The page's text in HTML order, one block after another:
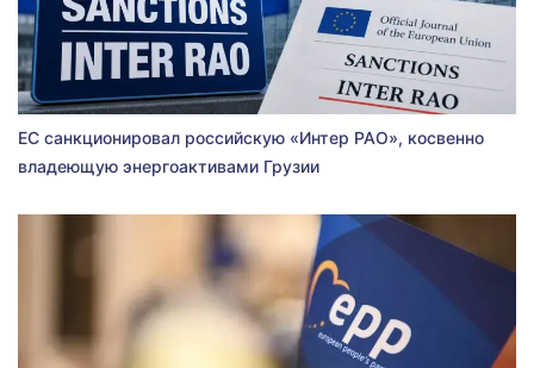
ЕС санкционировал российскую «Интер РАО», косвенно
владеющую энергоактивами Грузии